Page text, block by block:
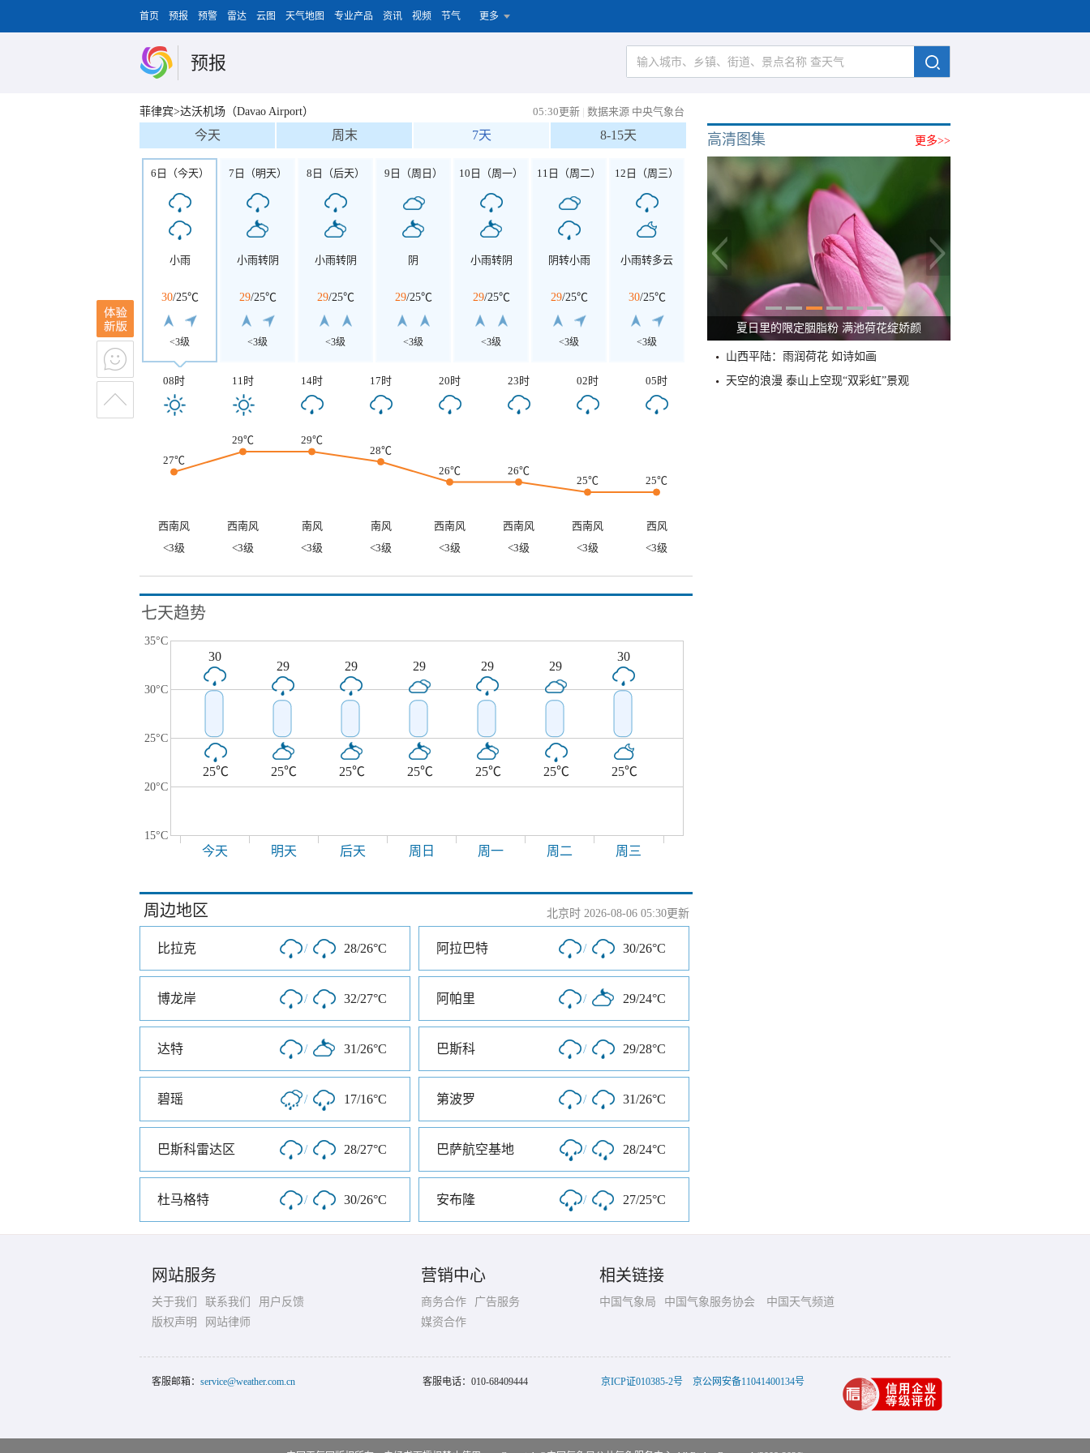
首页 预报 预警 雷达 云图 天气地图 专业产品 资讯 视频 节气 更多
预报
菲律宾>达沃机场（Davao Airport） 05:30更新 | 数据来源 中央气象台
今天 周末 7天 8-15天
6日（今天）
小雨
30/25℃
<3级
7日（明天）
小雨转阴
29/25℃
<3级
8日（后天）
小雨转阴
29/25℃
<3级
9日（周日）
阴
29/25℃
<3级
10日（周一）
小雨转阴
29/25℃
<3级
11日（周二）
阴转小雨
29/25℃
<3级
12日（周三）
小雨转多云
30/25℃
<3级
08时 11时 14时 17时 20时 23时 02时 05时
27℃
29℃
29℃
28℃
26℃
26℃
25℃
25℃
西南风 西南风 南风 南风 西南风 西南风 西南风
西风
<3级
<3级 <3级 <3级 <3级 <3级 <3级 <3级
七天趋势
35°C
30°C
25°C
20°C
15°C
30
25℃
29
25℃
29
25℃
29
25℃
29
25℃
29
25℃
30
25℃
今天 明天 后天 周日 周一 周二 周三
周边地区 北京时 2026-08-06 05:30更新
比拉克 / 28/26°C 阿拉巴特 / 30/26°C
博龙岸 / 32/27°C 阿帕里 / 29/24°C
达特 / 31/26°C 巴斯科 / 29/28°C
碧瑶 / 17/16°C 第波罗 / 31/26°C
巴斯科雷达区 / 28/27°C 巴萨航空基地 / 28/24°C
杜马格特 / 30/26°C 安布隆 / 27/25°C
更多>>
高清图集
夏日里的限定胭脂粉 满池荷花绽娇颜
山西平陆：雨润荷花 如诗如画
天空的浪漫 泰山上空现“双彩虹”景观
网站服务
关于我们 联系我们
用户反馈
版权声明
网站律师
营销中心
商务合作
广告服务
媒资合作
相关链接
中国气象局 中国气象服务协会 中国天气频道
客服邮箱： service@weather.com.cn 客服电话： 010-68409444 京ICP证010385-2号 京公网安备11041400134号